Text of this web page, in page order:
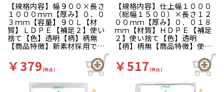
【規格内容】幅９００×長さ
１０００ｍｍ【厚み】０．０
３ｍｍ【容量】９０Ｌ【材
質】ＬＤＰＥ【補足２】使い
捨て【色】透明【柄】柄無
【商品特徴】新素材採用で環
境にも配慮、薄くても破れに
くく柔軟性のあるポリ袋で
す。
￥379(税込)
【規格内容】仕上幅１０００
（総幅１５００）×長さ１２
００ｍｍ【厚み】０．０１８
ｍｍ【材質】ＨＤＰＥ【補足
２】使い捨て【色】透明
【柄】柄無【商品特徴】使用
済みトレーやペットボトルの
回収袋などにご使用いただけ
る大容量ゴミ袋。工場内のゴ
ミ袋としてもご利用いただけ
ます。半透明。
￥517(税込)